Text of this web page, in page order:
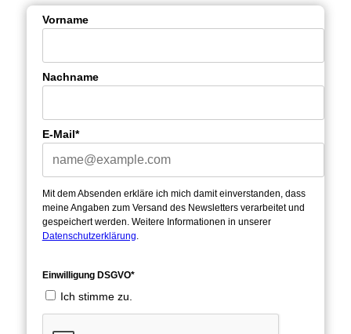
Vorname
Nachname
E-Mail*
Mit dem Absenden erkläre ich mich damit einverstanden, dass
meine Angaben zum Versand des Newsletters verarbeitet und
gespeichert werden. Weitere Informationen in unserer
Datenschutzerklärung.
Einwilligung DSGVO*
Ich stimme zu.